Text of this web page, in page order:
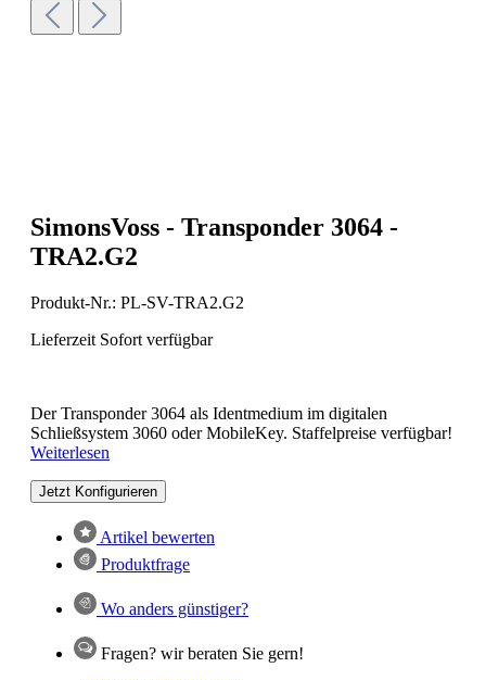
SimonsVoss - Transponder 3064 -
TRA2.G2
Produkt-Nr.: PL-SV-TRA2.G2
Lieferzeit Sofort verfügbar
Der Transponder 3064 als Identmedium im digitalen
Schließsystem 3060 oder MobileKey. Staffelpreise verfügbar!
Weiterlesen
Jetzt Konfigurieren
Artikel bewerten
Produktfrage
Wo anders günstiger?
Fragen? wir beraten Sie gern!